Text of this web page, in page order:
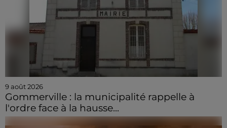
9 août 2026
Gommerville : la municipalité rappelle à
l'ordre face à la hausse...